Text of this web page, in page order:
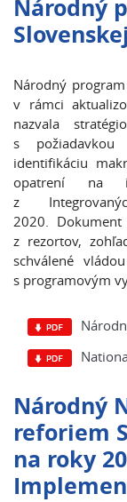
Národný
Národný
v rámci
nazvala
s požiadavkou
identifikáciu
opatrení na
z
2020.
z rezortov,
schválené
s programovým
Národný
reforiem
na roky